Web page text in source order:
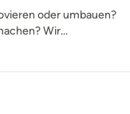
oder umbauen?
Wir...